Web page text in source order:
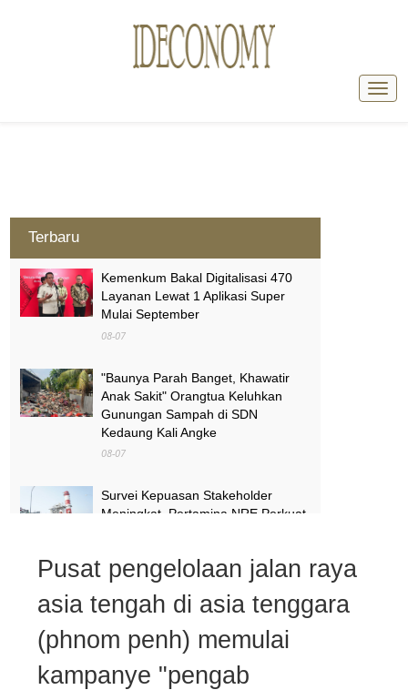
Terbaru
Kemenkum Bakal Digitalisasi 470
Layanan Lewat 1 Aplikasi Super
Mulai September
08-07
"Baunya Parah Banget, Khawatir
Anak Sakit" Orangtua Keluhkan
Gunungan Sampah di SDN
Kedaung Kali Angke
08-07
Survei Kepuasan Stakeholder
Meningkat, Pertamina NRE Perkuat
08-07
Pimpinan Komisi X Minta Makalah
MBG yang Catut Prabowo Diusut
08-07
Pusat pengelolaan jalan raya
asia tengah di asia tenggara
(phnom penh) memulai
kampanye "pengab